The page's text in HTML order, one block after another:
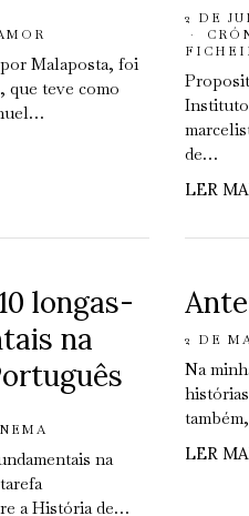
Malaposta, foi
que teve como
2 DE
de…
LER
longas-
na
na
a História de…
2 DE
Na
LER